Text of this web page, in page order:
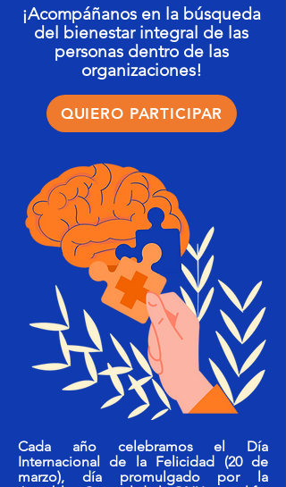
¡Acompáñanos en la búsqueda
del bienestar integral de las
personas dentro de las
organizaciones!
QUIERO PARTICIPAR
Cada año celebramos el Día
Internacional de la Felicidad (20 de
marzo), día promulgado por la